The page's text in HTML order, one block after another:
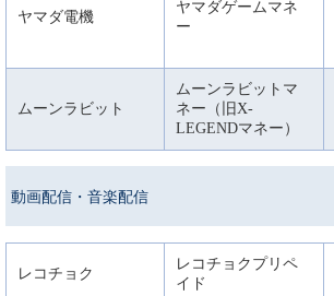
ヤマダ電機
ヤマダゲームマネ
ー
ムーンラビット
ムーンラビットマ
ネー（旧X-
LEGENDマネー）
動画配信・音楽配信
レコチョク
レコチョクプリペ
イド